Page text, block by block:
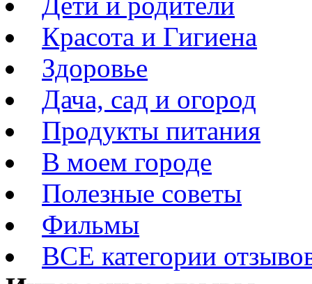
Красота и Гигиена
Здоровье
Дача, сад и огород
Продукты питания
В моем городе
Полезные советы
Фильмы
ВСЕ категории